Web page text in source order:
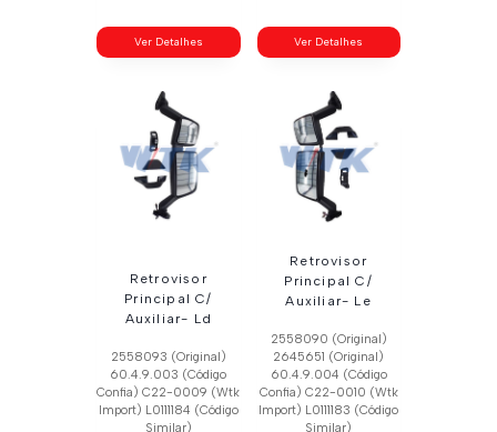
Ver Detalhes Ver Detalhes
Retrovisor
Principal C/
Auxiliar- Ld
2558093 (Original)
60.4.9.003 (Código
Confia) C22-0009 (Wtk
Import) L0111184 (Código
Similar)
Retrovisor
Principal C/
Auxiliar- Le
2558090 (Original)
2645651 (Original)
60.4.9.004 (Código
Confia) C22-0010 (Wtk
Import) L0111183 (Código
Similar)